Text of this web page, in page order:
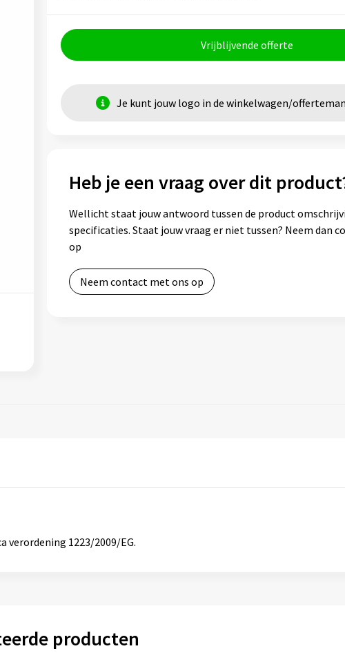
Vrijblijvende offerte
Je kunt jouw logo in de winkelwagen/
Heb je een vraag over dit
Wellicht staat jouw antwoord tussen de product
specificaties. Staat jouw vraag er niet tussen? Neem dan
op
Neem contact met ons op
verordening 1223/2009/EG.
producten